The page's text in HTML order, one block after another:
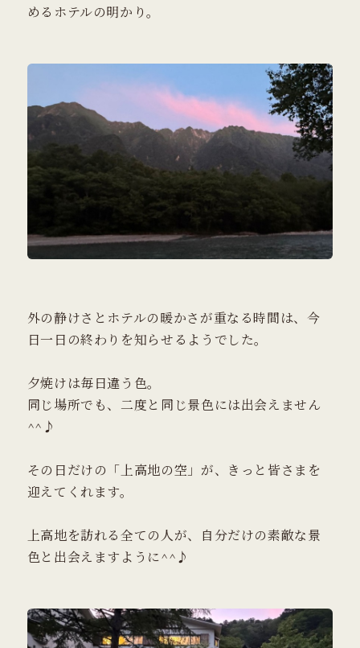
めるホテルの明かり。
外の静けさとホテルの暖かさが重なる時間は、今
日一日の終わりを知らせるようでした。
夕焼けは毎日違う色。
同じ場所でも、二度と同じ景色には出会えません
^^♪
その日だけの「上高地の空」が、きっと皆さまを
迎えてくれます。
上高地を訪れる全ての人が、自分だけの素敵な景
色と出会えますように^^♪